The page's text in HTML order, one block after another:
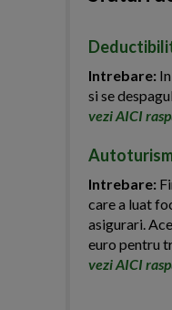
Intrebare:
si se
vezi AICI
Intrebare:
care a luat
asigurari.
euro pentru
vezi AICI